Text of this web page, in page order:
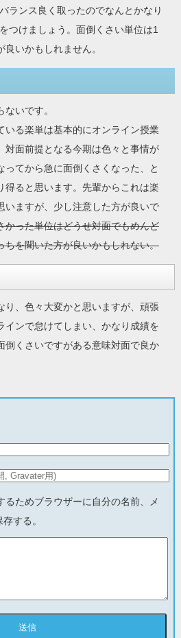
ランス良く取ったのでなんとかなり
けましょう。面倒くさい単位は1
いかもしれません。
いです。
いる楽単は基本的にオンライン授業
対面前提となる今期は色々と事情が
ってから急に面倒くさくなった、と
得ると思います。先輩からこれは楽
いますが、少し注意した方が良いで
かった単位はどうせ対面でもめんど
ちを聞いた方が良いかもしれない。
、色々大変かと思いますが、頑張
インで怠けてしまい、かなり成績を
倒くさいですがある意味対面で良か
るためブラウザーに自分の名前、メ
する。